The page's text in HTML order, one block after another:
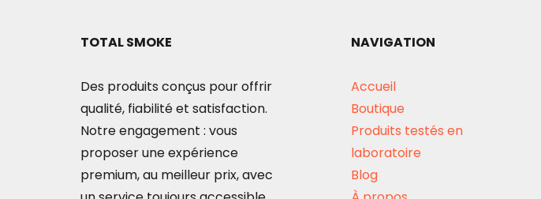
TOTAL SMOKE
Des produits conçus pour offrir
qualité, fiabilité et satisfaction.
Notre engagement : vous
proposer une expérience
premium, au meilleur prix, avec
NAVIGATION
Accueil
Boutique
Produits testés en
laboratoire
Blog